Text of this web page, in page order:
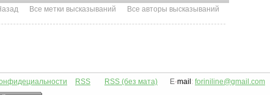
смс
Все метки высказываний Все авторы высказываний
RSS RSS (без мата) E-mail : foriniline@gmail.com